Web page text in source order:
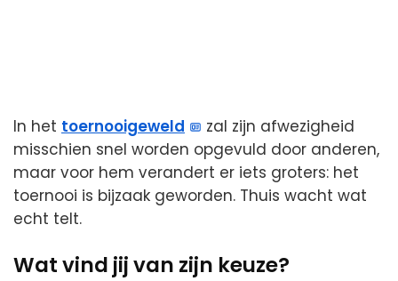
In het toernooigeweld
zal zijn afwezigheid
misschien snel worden opgevuld door anderen,
maar voor hem verandert er iets groters: het
toernooi is bijzaak geworden. Thuis wacht wat
echt telt.
Wat vind jij van zijn keuze?